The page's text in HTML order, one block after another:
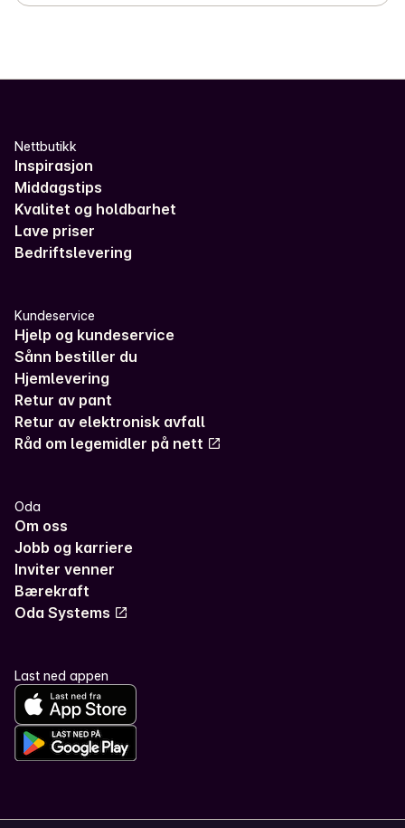
Nettbutikk
Inspirasjon
Middagstips
Kvalitet og holdbarhet
Lave priser
Bedriftslevering
Kundeservice
Hjelp og kundeservice
Sånn bestiller du
Hjemlevering
Retur av pant
Retur av elektronisk avfall
Råd om legemidler på nett
Oda
Om oss
Jobb og karriere
Inviter venner
Bærekraft
Oda Systems
Last ned appen